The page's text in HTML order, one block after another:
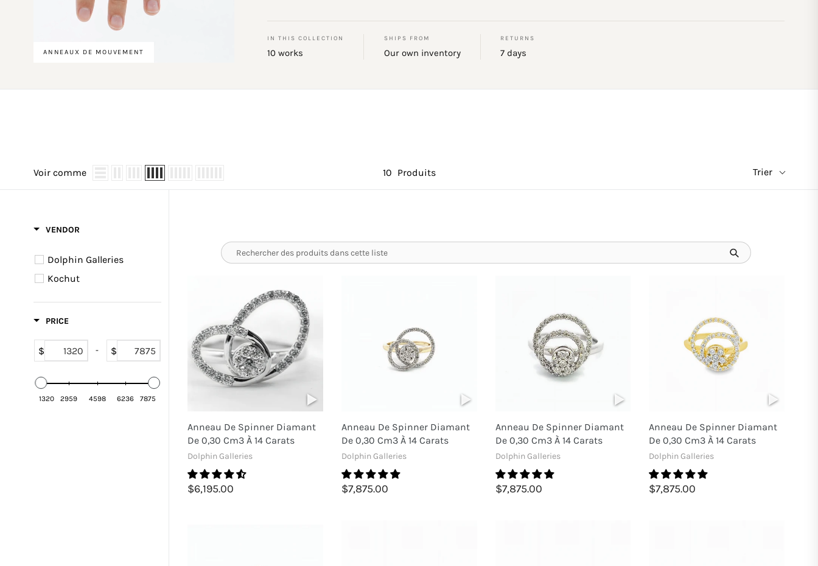
ANNEAUX DE MOUVEMENT
IN THIS COLLECTION
10 works
SHIPS FROM
Our own inventory
RETURNS
7 days
Voir comme 10 Produits Trier
VENDOR
Dolphin Galleries
Kochut
PRICE
$ - $
1320 2959 4598 6236 7875
Anneau De Spinner Diamant
De 0,30 Cm3 À 14 Carats
Dolphin Galleries
$6,195.00
Anneau De Spinner Diamant
De 0,30 Cm3 À 14 Carats
Dolphin Galleries
$7,875.00
Anneau De Spinner Diamant
De 0,30 Cm3 À 14 Carats
Dolphin Galleries
$7,875.00
Anneau De Spinner Diamant
De 0,30 Cm3 À 14 Carats
Dolphin Galleries
$7,875.00